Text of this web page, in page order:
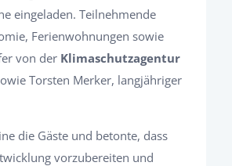
eingeladen. Teilnehmende
Ferienwohnungen sowie
von der Klimaschutzagentur
Torsten Merker, langjähriger
die Gäste und betonte, dass
vorzubereiten und